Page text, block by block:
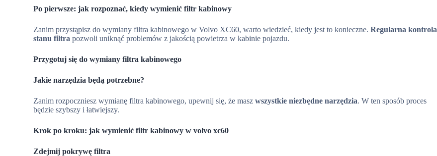
Po pierwsze: jak rozpoznać, kiedy wymienić filtr kabinowy
Zanim przystąpisz do wymiany filtra kabinowego w Volvo XC60, warto wiedzieć, kiedy jest to konieczne.Regularna kontrola
stanu filtra pozwoli uniknąć problemów z jakością powietrza w kabinie pojazdu.
Przygotuj się do wymiany filtra kabinowego
Jakie narzędzia będą potrzebne?
Zanim rozpoczniesz wymianę filtra kabinowego, upewnij się, że maszwszystkie niezbędne narzędzia. W ten sposób proces
będzie szybszy i łatwiejszy.
Krok po kroku: jak wymienić filtr kabinowy w volvo xc60
Zdejmij pokrywę filtra